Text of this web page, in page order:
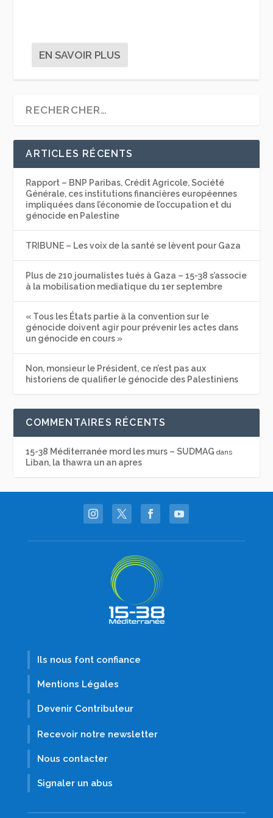
EN SAVOIR PLUS
ARTICLES RÉCENTS
Rapport – BNP Paribas, Crédit Agricole, Société
Générale, ces institutions financières européennes
impliquées dans l’économie de l’occupation et du
génocide en Palestine
TRIBUNE – Les voix de la santé se lèvent pour Gaza
Plus de 210 journalistes tués à Gaza – 15-38 s’associe
à la mobilisation mediatique du 1er septembre
« Tous les États partie à la convention sur le
génocide doivent agir pour prévenir les actes dans
un génocide en cours »
Non, monsieur le Président, ce n’est pas aux
historiens de qualifier le génocide des Palestiniens
COMMENTAIRES RÉCENTS
15-38 Méditerranée mord les murs – SUDMAG dans
Liban, la thawra un an apres
Ils nous font confiance
Mentions Légales
Devenir Contributeur
Recevoir notre newsletter
Nous contacter
Signaler un abus